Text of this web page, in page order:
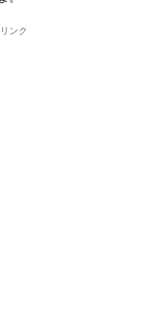
ンク